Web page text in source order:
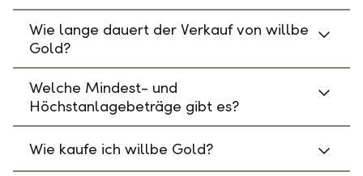
Wie lange dauert der Verkauf von willbe
Gold?
Welche Mindest- und
Höchstanlagebeträge gibt es?
Wie kaufe ich willbe Gold?